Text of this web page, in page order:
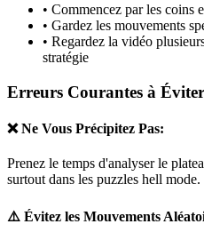
• Commencez par les coins
• Gardez les mouvements
• Regardez la vidéo
stratégie
Erreurs Courantes à Éviter
❌ Ne Vous Précipitez Pas:
Prenez le temps d'analyser le
surtout dans les puzzles hell mode.
⚠️ Évitez les Mouvements